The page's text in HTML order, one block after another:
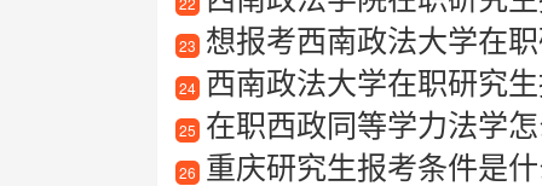
23 想报考西南政法大学在职
24 西南政法大学在职研究
25 在职西政同等学力法学
26 重庆研究生报考条件是